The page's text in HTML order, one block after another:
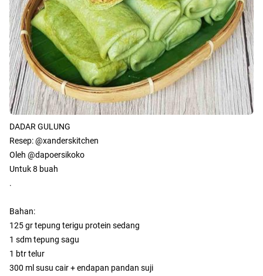
DADAR GULUNG
Resep: @xanderskitchen
Oleh @dapoersikoko
Untuk 8 buah
.
Bahan:
125 gr tepung terigu protein sedang
1 sdm tepung sagu
1 btr telur
300 ml susu cair + endapan pandan suji